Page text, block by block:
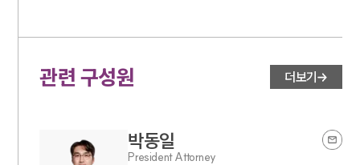
관련 구성원 더보기
박동일
President Attorney